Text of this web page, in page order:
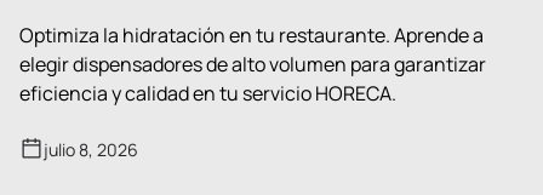
Optimiza la hidratación en tu restaurante. Aprende a
elegir dispensadores de alto volumen para garantizar
eficiencia y calidad en tu servicio HORECA.
julio 8, 2026